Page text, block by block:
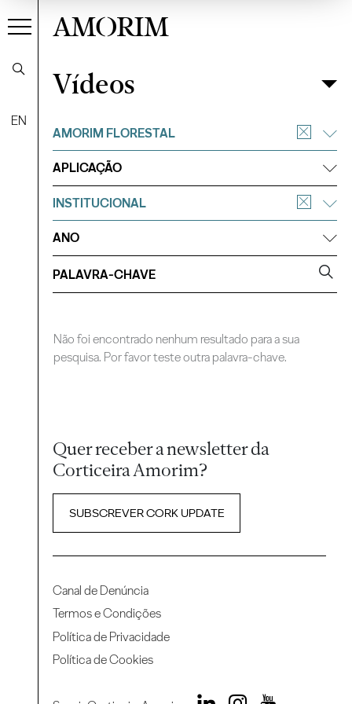
EN
AMORIM
VídeosFiltrar
Vídeos
AMORIM FLORESTAL
APLICAÇÃO
INSTITUCIONAL
ANO
Não foi encontrado nenhum resultado para a sua
pesquisa. Por favor teste outra palavra-chave.
Quer receber a newsletter da
Corticeira Amorim?
SUBSCREVER CORK UPDATE
Canal de Denúncia
Termos e Condições
Política de Privacidade
Política de Cookies